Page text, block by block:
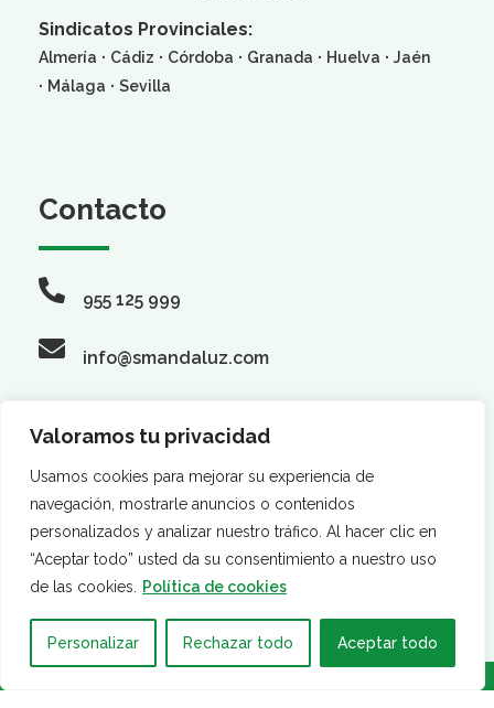
Valoramos tu privacidad
Usamos cookies para mejorar su experiencia de
navegación, mostrarle anuncios o contenidos
personalizados y analizar nuestro tráfico. Al hacer clic en
“Aceptar todo” usted da su consentimiento a nuestro uso
de las cookies.
Política de cookies
Personalizar Rechazar todo Aceptar todo
Sindicatos Provinciales:
Almería · Cádiz · Córdoba · Granada · Huelva · Jaén
· Málaga · Sevilla
Contacto
955 125 999
info@smandaluz.com
Síguenos